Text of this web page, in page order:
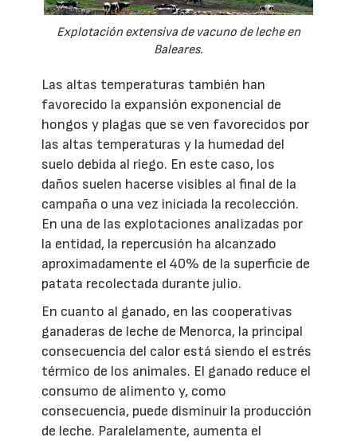
Explotación extensiva de vacuno de leche en
Baleares.
Las altas temperaturas también han
favorecido la expansión exponencial de
hongos y plagas que se ven favorecidos por
las altas temperaturas y la humedad del
suelo debida al riego. En este caso, los
daños suelen hacerse visibles al final de la
campaña o una vez iniciada la recolección.
En una de las explotaciones analizadas por
la entidad, la repercusión ha alcanzado
aproximadamente el 40% de la superficie de
patata recolectada durante julio.
En cuanto al ganado, en las cooperativas
ganaderas de leche de Menorca, la principal
consecuencia del calor está siendo el estrés
térmico de los animales. El ganado reduce el
consumo de alimento y, como
consecuencia, puede disminuir la producción
de leche. Paralelamente, aumenta el